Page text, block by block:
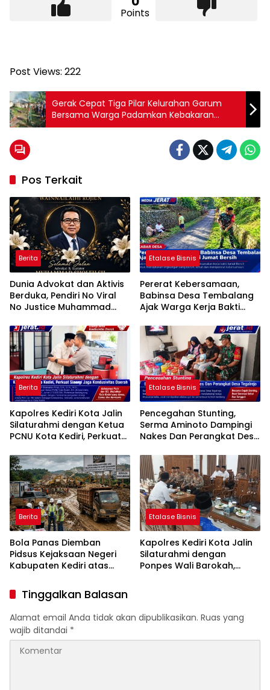
Points
Post Views: 222
Gerak Cepat Tiga Pilar Kelurahan Garum
Bersama Warga Padamkan Kebakaran
Rumah di Kebonsari
Pos Terkait
Berita
Dunia Advokat dan Aktivis
Berduka, Pendiri No Viral
No Justice Muhammad
Etalase Bisnis
Pererat Kebersamaan,
Babinsa Desa Tembalang
Ajak Warga Kerja Bakti
Berita
Kapolres Kediri Kota Jalin
Silaturahmi dengan Ketua
PCNU Kota Kediri, Perkuat
Daerah
Etalase Bisnis
Pencegahan Stunting,
Serma Aminoto Dampingi
Nakes Dan Perangkat Desa
Berita
Bola Panas Diemban
Pidsus Kejaksaan Negeri
Kabupaten Kediri atas
Penggunaan Material
Ilegal Proyek Tol Kediri
Oleh PT. HASTARI JAYA
SENTOSA
Etalase Bisnis
Kapolres Kediri Kota Jalin
Silaturahmi dengan
Ponpes Wali Barokah,
Tinggalkan Balasan
Alamat email Anda tidak akan dipublikasikan. Ruas yang
wajib ditandai *